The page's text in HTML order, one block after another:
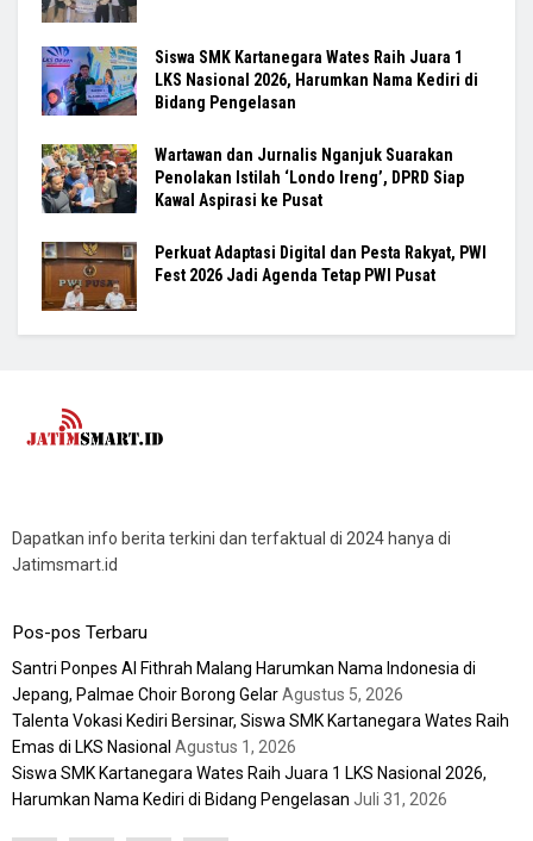
Siswa SMK Kartanegara Wates Raih Juara 1
LKS Nasional 2026, Harumkan Nama Kediri di
Bidang Pengelasan
Wartawan dan Jurnalis Nganjuk Suarakan
Penolakan Istilah ‘Londo Ireng’, DPRD Siap
Kawal Aspirasi ke Pusat
Perkuat Adaptasi Digital dan Pesta Rakyat, PWI
Fest 2026 Jadi Agenda Tetap PWI Pusat
Dapatkan info berita terkini dan terfaktual di 2024 hanya di
Jatimsmart.id
Pos-pos Terbaru
Santri Ponpes Al Fithrah Malang Harumkan Nama Indonesia di
Jepang, Palmae Choir Borong GelarAgustus 5, 2026
Talenta Vokasi Kediri Bersinar, Siswa SMK Kartanegara Wates Raih
Emas di LKS Nasional Agustus 1, 2026
Siswa SMK Kartanegara Wates Raih Juara 1 LKS Nasional 2026,
Harumkan Nama Kediri di Bidang Pengelasan Juli 31, 2026